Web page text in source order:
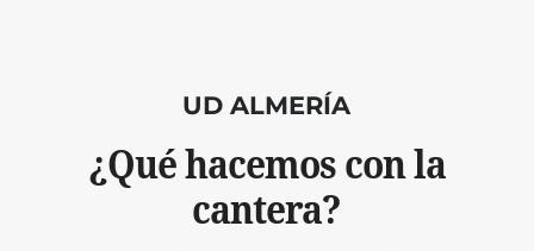
UD ALMERÍA
¿Qué hacemos con la
cantera?